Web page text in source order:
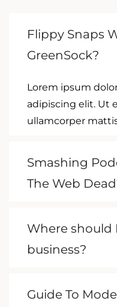
Flippy Snaps
GreenSock?
Lorem ipsum
adipiscing elit. Ut
ullamcorper
Smashing
The Web
Where should
business?
Guide To